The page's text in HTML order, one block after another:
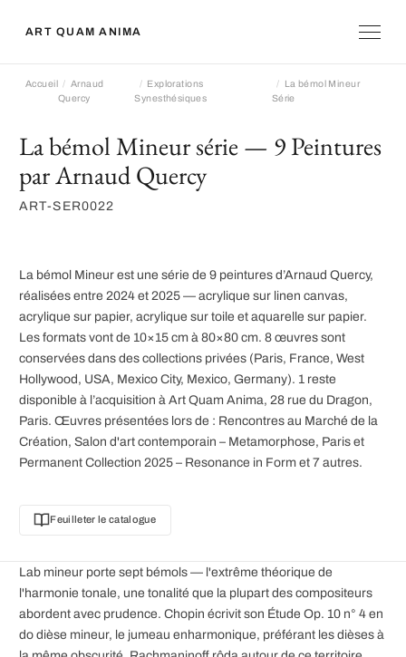
ART QUAM ANIMA
Accueil
Arnaud
Quercy
Explorations
Synesthésiques
La bémol Mineur
Série
La bémol Mineur série — 9 Peintures
par Arnaud Quercy
ART-SER0022
La bémol Mineur est une série de 9 peintures d’Arnaud Quercy,
réalisées entre 2024 et 2025 — acrylique sur linen canvas,
acrylique sur papier, acrylique sur toile et aquarelle sur papier.
Les formats vont de 10×15 cm à 80×80 cm. 8 œuvres sont
conservées dans des collections privées (Paris, France, West
Hollywood, USA, Mexico City, Mexico, Germany). 1 reste
disponible à l’acquisition à Art Quam Anima, 28 rue du Dragon,
Paris. Œuvres présentées lors de : Rencontres au Marché de la
Création, Salon d'art contemporain – Metamorphose, Paris et
Permanent Collection 2025 – Resonance in Form et 7 autres.
Feuilleter le catalogue
Lab mineur porte sept bémols — l'extrême théorique de
l'harmonie tonale, une tonalité que la plupart des compositeurs
abordent avec prudence. Chopin écrivit son Étude Op. 10 n° 4 en
do dièse mineur, le jumeau enharmonique, préférant les dièses à